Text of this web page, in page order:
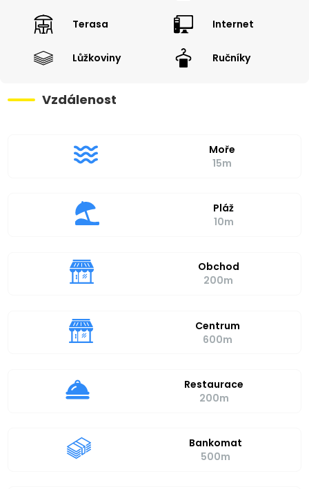
Terasa Internet
Lůžkoviny Ručníky
Vzdálenost
Moře
15m
Pláž
10m
Obchod
200m
Centrum
600m
Restaurace
200m
Bankomat
500m